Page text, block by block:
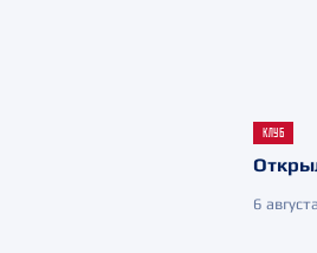
КЛУБ
6